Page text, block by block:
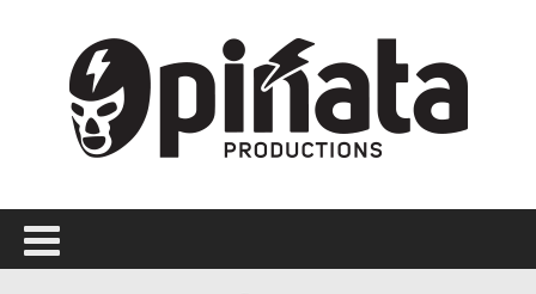
Menú Principal
PORTADA
CONCIERTOS
FESTIVALES